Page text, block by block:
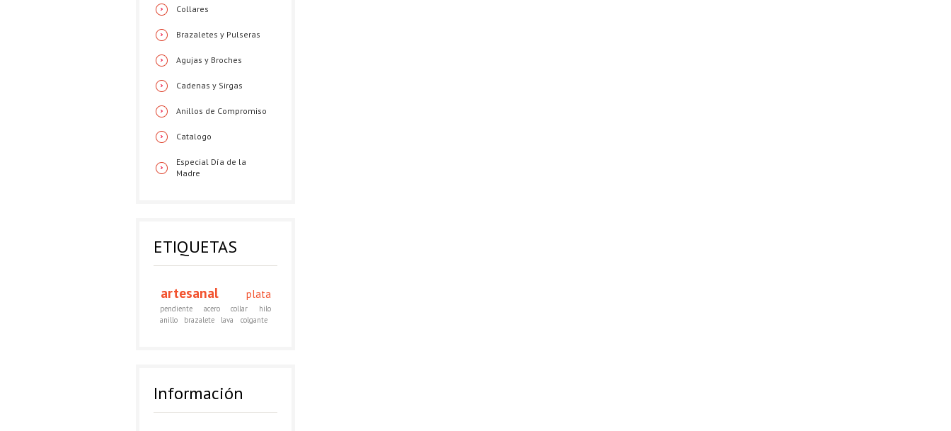
Collares
Brazaletes y Pulseras
Agujas y Broches
Cadenas y Sirgas
Anillos de Compromiso
Catalogo
Especial Día de la
Madre
ETIQUETAS
artesanal plata
pendiente acero collar
hilo
anillo
brazalete lava colgante
Información